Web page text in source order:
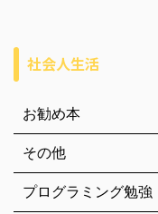
社会人生活
お勧め本
その他
プログラミング勉強